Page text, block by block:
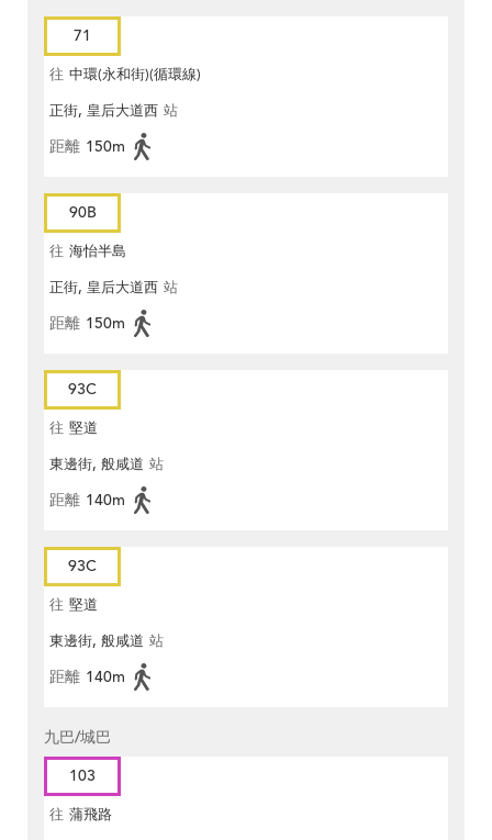
71
往 中環(永和街)(循環線)
正街, 皇后大道西 站
距離 150m
90B
往 海怡半島
正街, 皇后大道西 站
距離 150m
93C
往 堅道
東邊街, 般咸道 站
距離 140m
93C
往 堅道
東邊街, 般咸道 站
距離 140m
九巴/城巴
103
往 蒲飛路